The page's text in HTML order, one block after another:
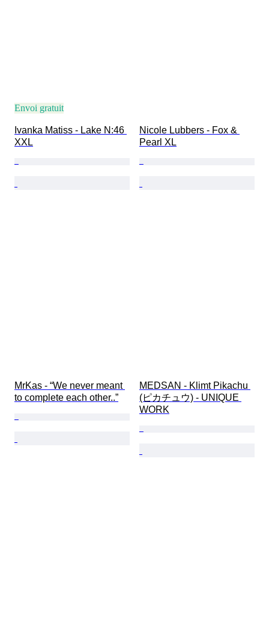
Envoi gratuit
Ivanka Matiss - Lake N:46
XXL
Nicole Lubbers - Fox &
Pearl XL
MrKas - “We never meant
to complete each other..”
MEDSAN - Klimt Pikachu
(ピカチュウ) - UNIQUE
WORK